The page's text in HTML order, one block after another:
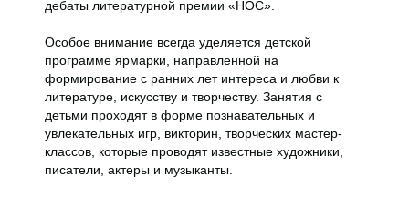
дебаты литературной премии «НОС».
Особое внимание всегда уделяется детской
программе ярмарки, направленной на
формирование с ранних лет интереса и любви к
литературе, искусству и творчеству. Занятия с
детьми проходят в форме познавательных и
увлекательных игр, викторин, творческих мастер-
классов, которые проводят известные художники,
писатели, актеры и музыканты.